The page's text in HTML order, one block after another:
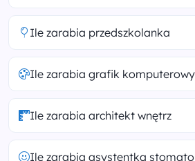
Ile zarabia przedszkolanka
Ile zarabia grafik komputerowy
Ile zarabia architekt wnętrz
Ile zarabia asystentka